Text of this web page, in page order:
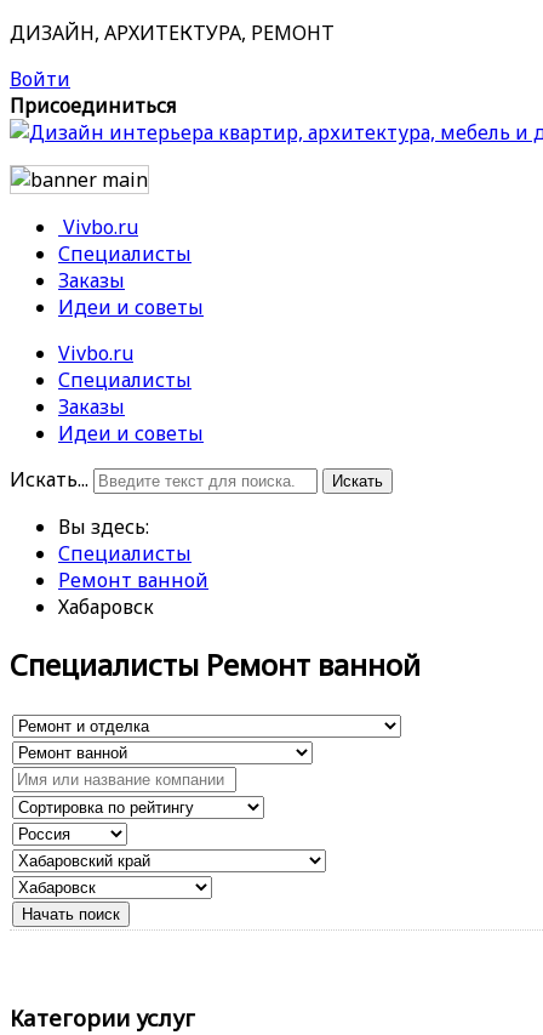
ДИЗАЙН, АРХИТЕКТУРА, РЕМОНТ
Войти
Присоединиться
Vivbo.ru
Специалисты
Заказы
Идеи и советы
Vivbo.ru
Специалисты
Заказы
Идеи и советы
Искать...
Искать
Вы здесь:
Специалисты
Ремонт ванной
Хабаровск
Специалисты Ремонт ванной
Категории услуг